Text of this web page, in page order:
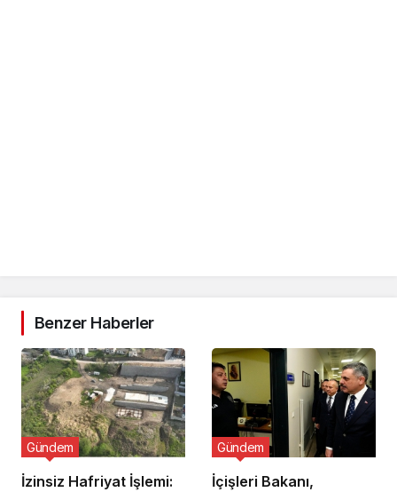
Benzer Haberler
İzinsiz Hafriyat İşlemi:
Gündem
İçişleri Bakanı,
Gündem